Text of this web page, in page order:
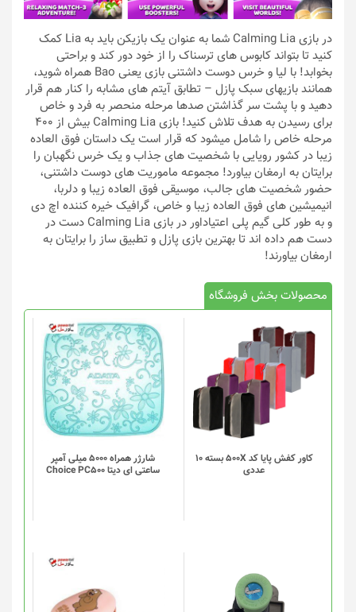
در بازی Calming Lia شما به عنوان یک بازیکن باید به Lia کمک
کنید تا بتواند کابوس های ترسناک را از خود دور کند و براحتی
بخوابد! با لیا و خرس دوست داشتنی بازی یعنی Bao همراه شوید،
همانند بازیهای سبک پازل – تطابق آیتم های مشابه را کنار هم قرار
دهید و با پشت سر گذاشتن صدها مرحله منحصر به فرد و خاص
برای رسیدن به هدف تلاش کنید! بازی Calming Lia بیش از 400
مرحله خاص را شامل میشود که قرار است یک داستان فوق العاده
زیبا در کشور رویایی با شخصیت های جذاب و یک خرس نگهبان را
برایتان به ارمغان بیاورد! مجموعه ماموریت های دوست داشتنی،
حضور شخصیت های جالب، موسیقی فوق العاده زیبا و دلربا،
انیمیشین های فوق العاده زیبا و خاص، گرافیک خیره کننده اچ دی
و به طور کلی گیم پلی اعتیاداور در بازی Calming Lia دست در
دست هم داده اند تا بهترین بازی پازل و تطبیق ساز را برایتان به
ارمغان بیاورند!
محصولات بخش فروشگاه
کاور کفش پایا کد 500X بسته 10
عددی
شارژر همراه 5000 میلی آمپر
ساعتی ای دیتا Choice PC500